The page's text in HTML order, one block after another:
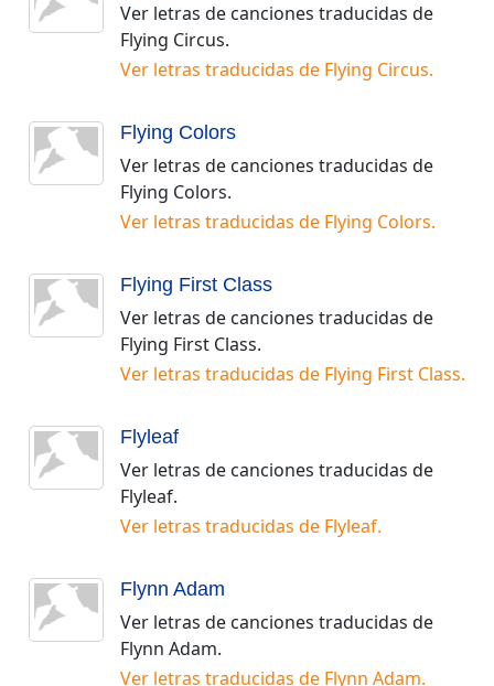
Ver letras de canciones traducidas de
Flying Circus.
Ver letras traducidas de Flying Circus.
Flying Colors
Ver letras de canciones traducidas de
Flying Colors.
Ver letras traducidas de Flying Colors.
Flying First Class
Ver letras de canciones traducidas de
Flying First Class.
Ver letras traducidas de Flying First Class.
Flyleaf
Ver letras de canciones traducidas de
Flyleaf.
Ver letras traducidas de Flyleaf.
Flynn Adam
Ver letras de canciones traducidas de
Flynn Adam.
Ver letras traducidas de Flynn Adam.